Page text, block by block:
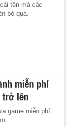
tên mà các
bỏ qua.
miễn phí
lên
game miễn phí